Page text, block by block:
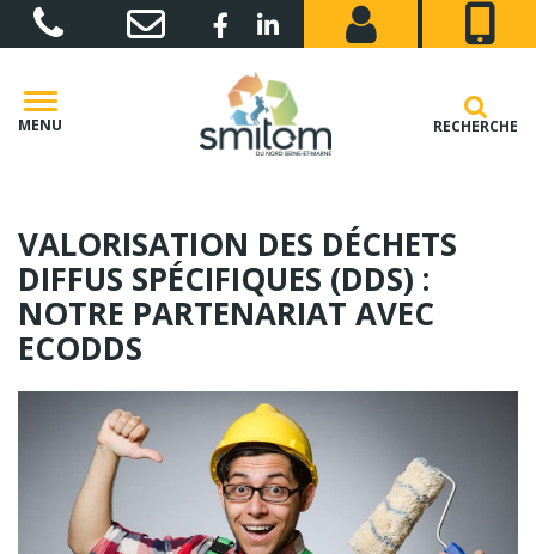
Gestion des traceurs
Lien vers le compte Facebook
Lien vers le compte Linkedin
MENU RECHERCHE
VALORISATION DES DÉCHETS
DIFFUS SPÉCIFIQUES (DDS) :
NOTRE PARTENARIAT AVEC
ECODDS